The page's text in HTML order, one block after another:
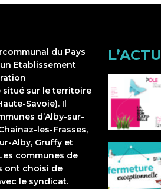
du Pays
un Etablissement
sur le territoire
Savoie). Il
d’Alby-sur-
les-Frasses,
Alby, Gruffy et
communes de
ont choisi de
le syndicat.
L’ACTU